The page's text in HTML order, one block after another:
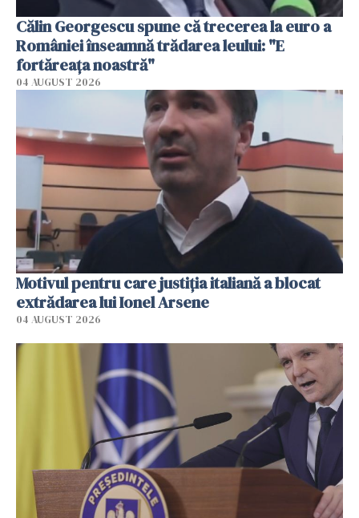
Călin Georgescu spune că trecerea la euro a
României înseamnă trădarea leului: "E
fortăreața noastră"
04 AUGUST 2026
Motivul pentru care justiția italiană a blocat
extrădarea lui Ionel Arsene
04 AUGUST 2026